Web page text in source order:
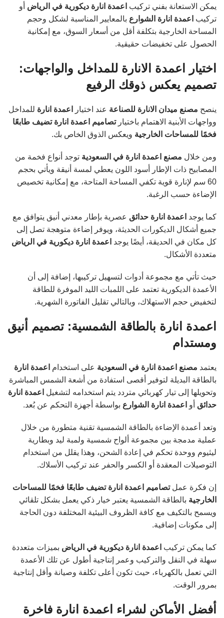
يمكن الاستعانة بفني تركيب اعمدة انارة ديكورية في الرياض أو
تركيب اعمدة انارة الشوارع بالمعايير المناسبة لشكل وحجم
المساحة الخارجية بتكلفة أقل من أسعار السوق، مع إمكانية
الحصول على تخفيضات حقيقية.
اختيار اعمدة الانارة للمداخل والواجهات:
تصميم يعكس ذوقك الرفيع
ينصح مصنع ميدان الانارة للصناعة عند اختيار اعمدة انارة للمداخل
وواجهات الأبنية الاهتمام باختيارتصاميم اعمدة انارة تضيف طابعًا
فخمًا للمساحات الخارجية ويعكس الذوق الخاص بك.
ومن خلال مصنع اعمدة انارة في السعودية توجد أنواع فخمة من
المصابيح ذات الإطار أسود اللون يعطي لمسة أنيقة ويأتي بحجم
60 سم لإنارة قوية تكفي المساحة المتاحة، مع إمكانية تخصيص
الإضاءة حسب الرغبة.
كما يوجد اعمدة انارة حدائق عصرية بإطار معدني أنيق يتوافق مع
جميع أشكال الديكورات الحديثة، ويوفر إضاءة متوهجة تصل إلى
كل مكان في الحديقة، أيضًا يوجد اعمدة انارة ديكورية في الرياض
متعددة الأشكال.
حيث تأتي مع مجموعة أدوات لتسهيل تركيبها، إضافة إلى أن
الأعمدة الديكورية تعتمد على اللمبات الليد الموفرة للطاقة
لتخفيض حجم الاستهلاك، وبالتالي تقليل الفاتورة الشهرية.
اعمدة انارة بالطاقة الشمسية: تصميم أنيق
ومستدام
يعتمد مصنع اعمدة انارة في السعودية على استخدام اعمدة انارة
بالطاقة البديلة لتوفير أقصى استفادة من أشعة الشمس المباشرة
وتحويلها إلى تيار كهربائي متردد يتم استخدامه لتشغيل اعمدة انارة
حدائق أو اعمدة انارة الشوارع بواسطة أجهزة التحكم عن بُعد.
وتعد أعمدة الإضاءة بالطاقة الشمسية تقنية متطورة من خلال
عملية مدمجة بين مجموعة ألواح شمسية ولمبة ليد وبطارية
ليثيوم ووحدة تحكم في إعادة الشحن، وهذا يقلل من استخدام
التوصيلات المعقدة أو الكسر والحفر عند تركيب الأسلاك.
إن فكرة عملتصاميم اعمدة انارة تضيف طابعًا فخمًا للمساحات
الخارجية بالطاقة الشمسية يعتبر خيار ذكي يعمل بشكل تلقائي
ويسمح بالتكيف مع كافة الظروف البيئية المختلفة دون الحاجة
إلى مكونات إضافية.
كما يمكن تركيب اعمدة انارة ديكورية في الرياض بميزات متعددة
سهلة في النقل والتركيب وعمر إنتاجية أطول عن تلك الأعمدة
التي تعمل بالكهرباء، حيث تكون أعلى تكلفة وصيانة وأقل إنتاجية
بمرور الوقت.
أفضل الأماكن لشراء اعمدة انارة فاخرة